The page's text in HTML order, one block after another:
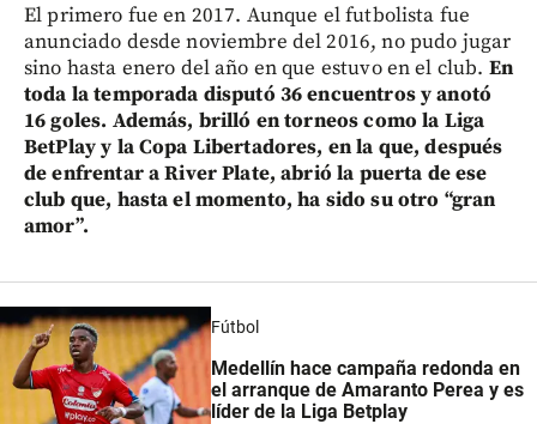
El primero fue en 2017. Aunque el futbolista fue
anunciado desde noviembre del 2016, no pudo jugar
sino hasta enero del año en que estuvo en el club. En
toda la temporada disputó 36 encuentros y anotó
16 goles. Además, brilló en torneos como la Liga
BetPlay y la Copa Libertadores, en la que, después
de enfrentar a River Plate, abrió la puerta de ese
club que, hasta el momento, ha sido su otro “gran
amor”.
Fútbol
Medellín hace campaña redonda en
el arranque de Amaranto Perea y es
líder de la Liga Betplay